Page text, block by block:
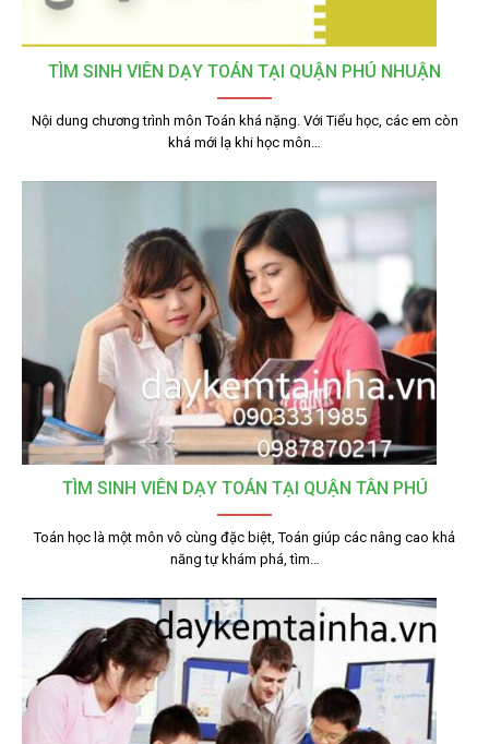
TÌM SINH VIÊN DẠY TOÁN TẠI QUẬN PHÚ NHUẬN
Nội dung chương trình môn Toán khá nặng. Với Tiểu học, các em còn
khá mới lạ khi học môn…
TÌM SINH VIÊN DẠY TOÁN TẠI QUẬN TÂN PHÚ
Toán học là một môn vô cùng đặc biệt, Toán giúp các nâng cao khả
năng tự khám phá, tìm…